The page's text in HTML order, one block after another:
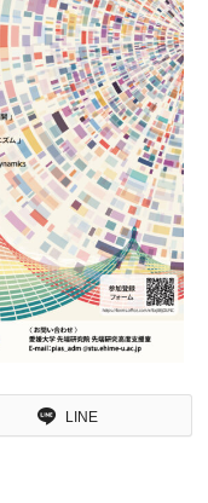
LINE